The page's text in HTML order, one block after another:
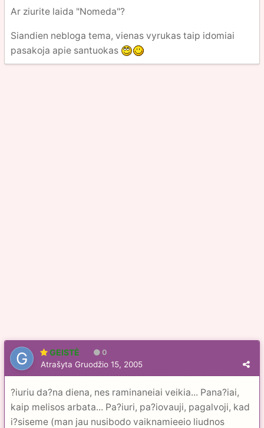
Ar ziurite laida "Nomeda"?
Siandien nebloga tema, vienas vyrukas taip idomiai
pasakoja apie santuokas
GEISTĖ 0
Atrašyta Gruodžio 15, 2005
?iuriu da?na diena, nes raminaneiai veikia... Pana?iai,
kaip melisos arbata... Pa?iuri, pa?iovauji, pagalvoji, kad
i?siseme (man jau nusibodo vaiknamieeio liudnos